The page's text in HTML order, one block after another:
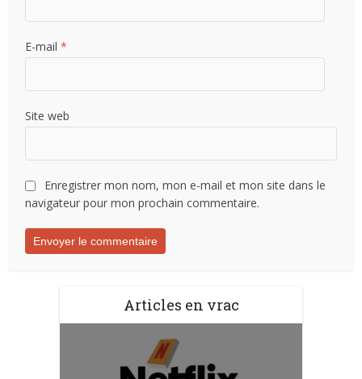
E-mail*
Site web
Enregistrer mon nom, mon e-mail et mon site dans le
navigateur pour mon prochain commentaire.
Articles en vrac